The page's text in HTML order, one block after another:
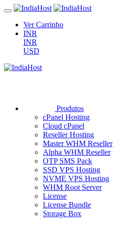
Ver Carrinho
INR
INR
USD
Produtos
cPanel Hosting
Cloud cPanel
Reseller Hosting
Master WHM Reseller
Alpha WHM Reseller
OTP SMS Pack
SSD VPS Hosting
NVME VPS Hosting
WHM Root Server
License
License Bundle
Storage Box